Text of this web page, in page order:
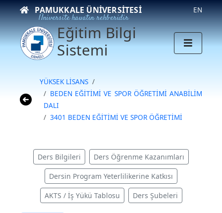
PAMUKKALE ÜNIVERSITESI
Üniversite hayatın rehberidir
EN
Eğitim Bilgi
Sistemi
YÜKSEK LİSANS
BEDEN EĞİTİMİ VE SPOR ÖĞRETİMİ ANABİLİM
DALI
3401 BEDEN EĞİTİMİ VE SPOR ÖĞRETİMİ
Ders Bilgileri Ders Öğrenme Kazanımları
Dersin Program Yeterlilikerine Katkısı
AKTS / İş Yükü Tablosu Ders Şubeleri